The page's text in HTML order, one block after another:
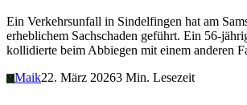
Ein Verkehrsunfall in Sindelfingen hat am
erheblichem Sachschaden geführt. Ein 56-
kollidierte beim Abbiegen mit einem anderen
M Maik22. März 20263 Min. Lesezeit